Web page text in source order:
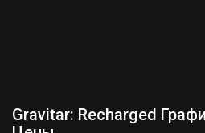
Gravitar: Recharged